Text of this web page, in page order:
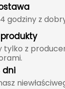
godziny z
tylko z
dni